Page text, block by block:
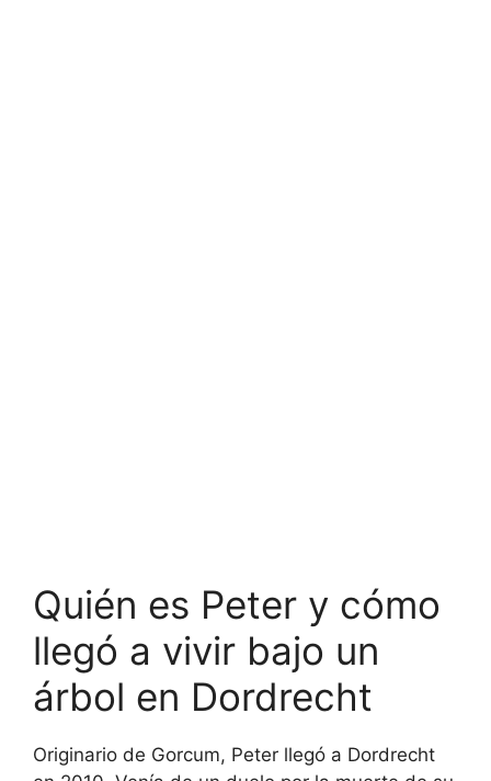
Quién es Peter y cómo
llegó a vivir bajo un
árbol en Dordrecht
Originario de Gorcum, Peter llegó a Dordrecht